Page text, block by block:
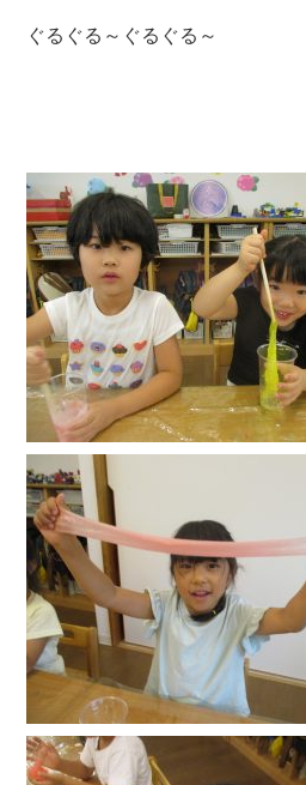
ぐるぐる～ぐるぐる～